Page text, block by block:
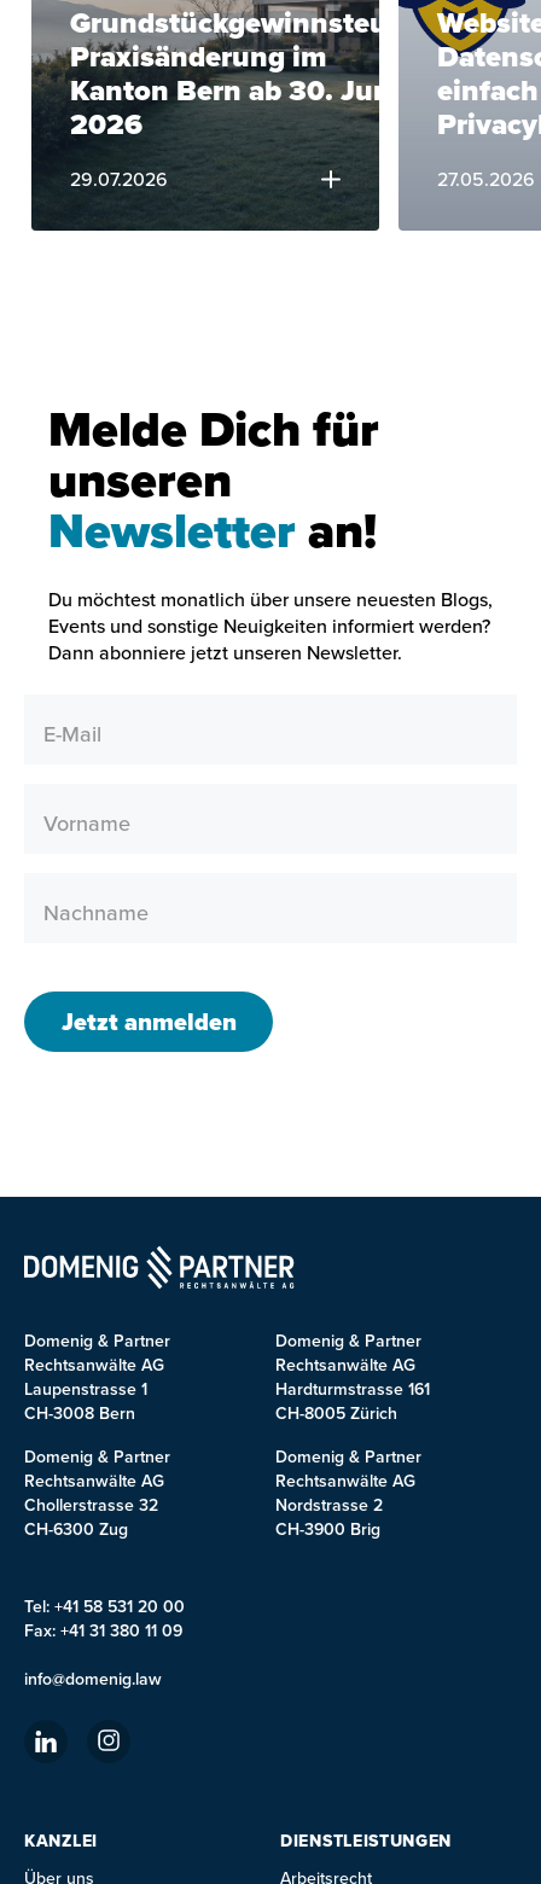
Grundstückgewinnsteuer:
Praxisänderung im
Kanton Bern ab 30. Juni
2026
29.07.2026 27.05.2026
Melde Dich für
unseren
Newsletteran!
Du möchtest monatlich über unsere neuesten Blogs,
Events und sonstige Neuigkeiten informiert werden?
Dann abonniere jetzt unseren Newsletter.
E-Mail
Vorname
Nachname
Jetzt anmelden
Domenig & Partner
Rechtsanwälte AG
Laupenstrasse 1
CH-3008 Bern
Domenig & Partner
Rechtsanwälte AG
Hardturmstrasse 161
CH-8005 Zürich
Domenig & Partner
Rechtsanwälte AG
Chollerstrasse 32
CH-6300 Zug
Domenig & Partner
Rechtsanwälte AG
Nordstrasse 2
CH-3900 Brig
Tel: +41 58 531 20 00
Fax: +41 31 380 11 09
info@domenig.law
KANZLEI
Über uns
DIENSTLEISTUNGEN
Arbeitsrecht